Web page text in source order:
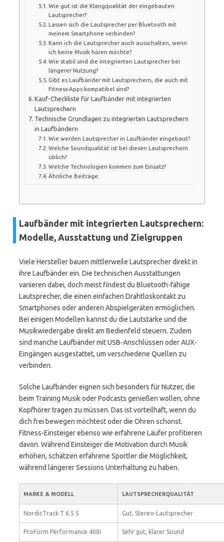
Wie gut ist die Klangqualität der eingebauten
Lautsprecher?
Lassen sich die Lautsprecher per Bluetooth mit
meinem Smartphone verbinden?
Kann ich die Lautsprecher auch ausschalten, wenn
ich keine Musik hören möchte?
Wie stabil sind die integrierten Lautsprecher bei
längerer Nutzung?
Gibt es Laufbänder mit Lautsprechern, die auch mit
Fitness-Apps kompatibel sind?
Kauf-Checkliste für Laufbänder mit integrierten
Lautsprechern
Technische Grundlagen zu integrierten Lautsprechern
in Laufbändern
Wie werden Lautsprecher in Laufbänder eingebaut?
Welche Soundqualität ist bei diesen Lautsprechern
üblich?
Welche Technologien kommen zum Einsatz?
Ähnliche Beiträge:
Laufbänder mit integrierten Lautsprechern:
Modelle, Ausstattung und Zielgruppen
Viele Hersteller bauen mittlerweile Lautsprecher direkt in
ihre Laufbänder ein. Die technischen Ausstattungen
variieren dabei, doch meist findest du Bluetooth-fähige
Lautsprecher, die einen einfachen Drahtloskontakt zu
Smartphones oder anderen Abspielgeräten ermöglichen.
Bei einigen Modellen kannst du die Lautstärke und die
Musikwiedergabe direkt am Bedienfeld steuern. Zudem
sind manche Laufbänder mit USB-Anschlüssen oder AUX-
Eingängen ausgestattet, um verschiedene Quellen zu
verbinden.
Solche Laufbänder eignen sich besonders für Nutzer, die
beim Training Musik oder Podcasts genießen wollen, ohne
Kopfhörer tragen zu müssen. Das ist vorteilhaft, wenn du
dich frei bewegen möchtest oder die Ohren schonst.
Fitness-Einsteiger ebenso wie erfahrene Läufer profitieren
davon. Während Einsteiger die Motivation durch Musik
erhöhen, schätzen erfahrene Sportler die Möglichkeit,
während längerer Sessions Unterhaltung zu haben.
MARKE & MODELL LAUTSPRECHERQUALITÄT
NordicTrack T 6.5 S Gut, Stereo-Lautsprecher
ProForm Performance 400i Sehr gut, klarer Sound